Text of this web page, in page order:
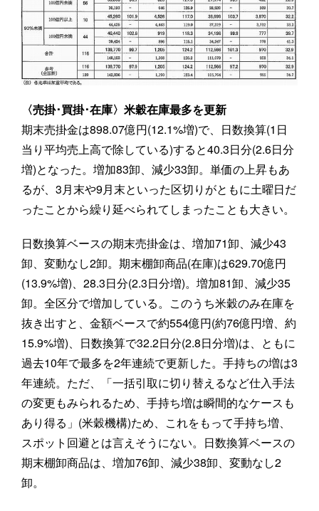
〈売掛･買掛･在庫〉米穀在庫最多を更新
期末売掛金は898.07億円(12.1%増)で、日数換算(1日
当り平均売上高で除している)すると40.3日分(2.6日分
増)となった。増加83卸、減少33卸。単価の上昇もあ
るが、3月末や9月末といった区切りがともに土曜日だ
ったことから繰り延べられてしまったことも大きい。
日数換算ベースの期末売掛金は、増加71卸、減少43
卸、変動なし2卸。期末棚卸商品(在庫)は629.70億円
(13.9%増)、28.3日分(2.3日分増)。増加81卸、減少35
卸。全区分で増加している。このうち米穀のみ在庫を
抜き出すと、金額ベースで約554億円(約76億円増、約
15.9%増)、日数換算で32.2日分(2.8日分増)は、ともに
過去10年で最多を2年連続で更新した。手持ちの増は3
年連続。ただ、「一括引取に切り替えるなど仕入手法
の変更もみられるため、手持ち増は瞬間的なケースも
あり得る」(米穀機構)ため、これをもって手持ち増、
スポット回避とは言えそうにない。日数換算ベースの
期末棚卸商品は、増加76卸、減少38卸、変動なし2
卸。